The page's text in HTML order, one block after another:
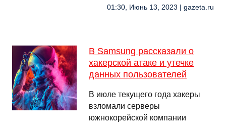
01:30, Июнь 13, 2023 | gazeta.ru
В Samsung рассказали о
хакерской атаке и утечке
данных пользователей
В июле текущего года хакеры
взломали серверы
южнокорейской компании